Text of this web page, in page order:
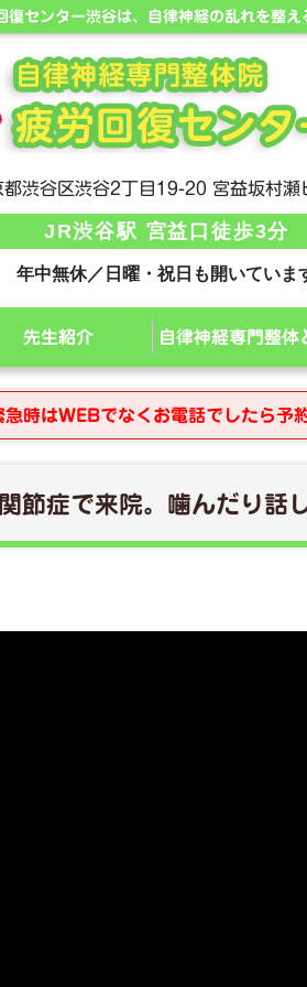
センター渋谷は、自律神経の乱れを整え
都渋谷区渋谷2丁目19-20 宮益坂村瀬
JR渋谷駅 宮益口徒歩3分
年中無休／日曜・祝日も開いていま
先生紹介 自律神経専門整体
時はWEBでなくお電話でしたら予
節症で来院。噛んだり話